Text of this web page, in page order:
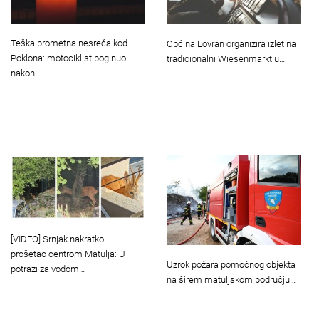
Teška prometna nesreća kod
Poklona: motociklist poginuo
nakon…
Općina Lovran organizira izlet na
tradicionalni Wiesenmarkt u…
[VIDEO] Srnjak nakratko
prošetao centrom Matulja: U
potrazi za vodom…
Uzrok požara pomoćnog objekta
na širem matuljskom području…